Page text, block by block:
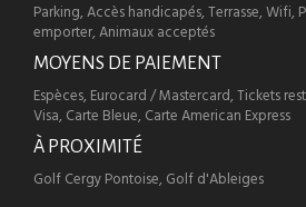
Parking, Accès handicapés, Terrasse, Wifi,
emporter, Animaux acceptés
MOYENS DE PAIEMENT
Espèces, Eurocard / Mastercard, Tickets
Visa, Carte Bleue, Carte American Express
À PROXIMITÉ
Golf Cergy Pontoise, Golf d'Ableiges